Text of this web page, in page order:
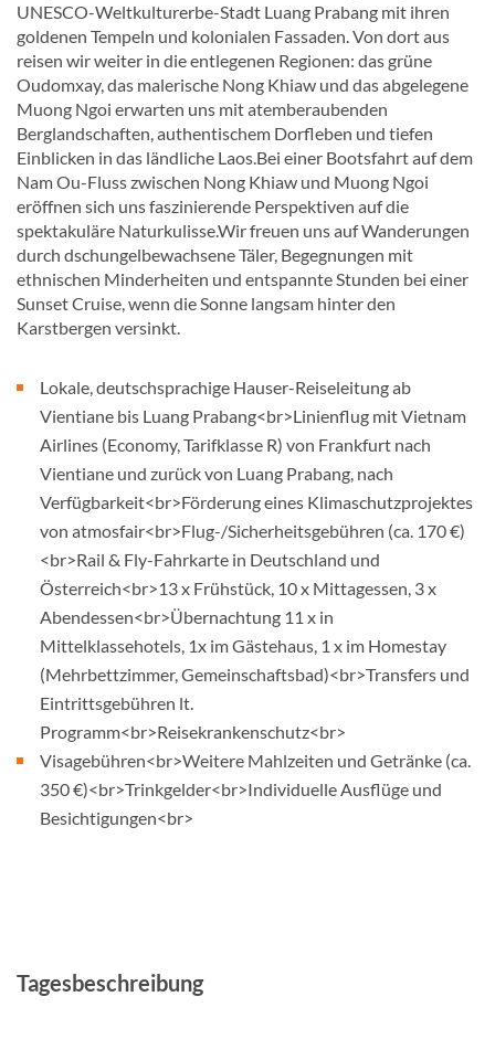
UNESCO-Weltkulturerbe-Stadt Luang Prabang mit ihren
goldenen Tempeln und kolonialen Fassaden. Von dort aus
reisen wir weiter in die entlegenen Regionen: das grüne
Oudomxay, das malerische Nong Khiaw und das abgelegene
Muong Ngoi erwarten uns mit atemberaubenden
Berglandschaften, authentischem Dorfleben und tiefen
Einblicken in das ländliche Laos.Bei einer Bootsfahrt auf dem
Nam Ou-Fluss zwischen Nong Khiaw und Muong Ngoi
eröffnen sich uns faszinierende Perspektiven auf die
spektakuläre Naturkulisse.Wir freuen uns auf Wanderungen
durch dschungelbewachsene Täler, Begegnungen mit
ethnischen Minderheiten und entspannte Stunden bei einer
Sunset Cruise, wenn die Sonne langsam hinter den
Karstbergen versinkt.
Lokale, deutschsprachige Hauser-Reiseleitung ab
Vientiane bis Luang Prabang<br>Linienflug mit Vietnam
Airlines (Economy, Tarifklasse R) von Frankfurt nach
Vientiane und zurück von Luang Prabang, nach
Verfügbarkeit<br>Förderung eines Klimaschutzprojektes
von atmosfair<br>Flug-/Sicherheitsgebühren (ca. 170 €)
<br>Rail & Fly-Fahrkarte in Deutschland und
Österreich<br>13 x Frühstück, 10 x Mittagessen, 3 x
Abendessen<br>Übernachtung 11 x in
Mittelklassehotels, 1x im Gästehaus, 1 x im Homestay
(Mehrbettzimmer, Gemeinschaftsbad)<br>Transfers und
Eintrittsgebühren lt.
Programm<br>Reisekrankenschutz<br>
Visagebühren<br>Weitere Mahlzeiten und Getränke (ca.
350 €)<br>Trinkgelder<br>Individuelle Ausflüge und
Besichtigungen<br>
Tagesbeschreibung